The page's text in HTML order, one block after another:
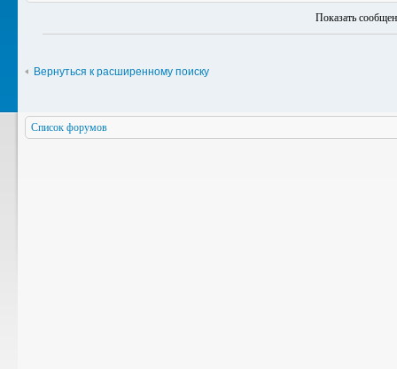
Показать
Вернуться к расширенному поиску
Список форумов